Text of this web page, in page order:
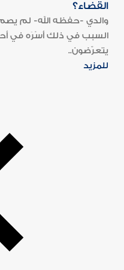
القضاء؟
والدي -حفظه الله- لم
السبب في ذلك أَسْرَه في
يتعرّضون..
للمزيد